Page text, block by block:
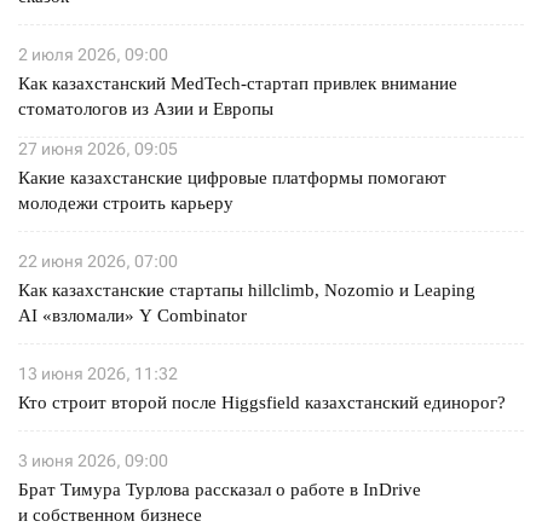
2 июля 2026, 09:00
Как казахстанский MedTech-стартап привлек внимание
стоматологов из Азии и Европы
27 июня 2026, 09:05
Какие казахстанские цифровые платформы помогают
молодежи строить карьеру
22 июня 2026, 07:00
Как казахстанские стартапы hillclimb, Nozomio и Leaping
AI «взломали» Y Combinator
13 июня 2026, 11:32
Кто строит второй после Higgsfield казахстанский единорог?
3 июня 2026, 09:00
Брат Тимура Турлова рассказал о работе в InDrive
и собственном бизнесе